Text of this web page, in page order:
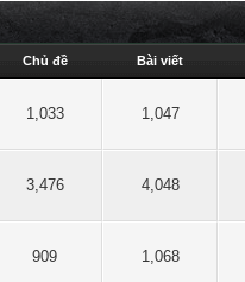
Chủ đề Bài viết
1,033 1,047
3,476 4,048
909 1,068